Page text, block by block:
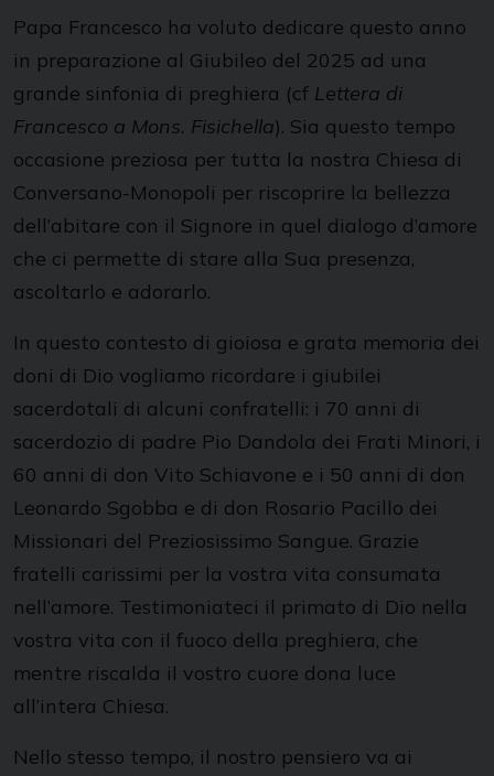
Papa Francesco ha voluto dedicare questo anno
in preparazione al Giubileo del 2025 ad una
grande sinfonia di preghiera (cf Lettera di
Francesco a Mons. Fisichella). Sia questo tempo
occasione preziosa per tutta la nostra Chiesa di
Conversano-Monopoli per riscoprire la bellezza
dell’abitare con il Signore in quel dialogo d’amore
che ci permette di stare alla Sua presenza,
ascoltarlo e adorarlo.
In questo contesto di gioiosa e grata memoria dei
doni di Dio vogliamo ricordare i giubilei
sacerdotali di alcuni confratelli: i 70 anni di
sacerdozio di padre Pio Dandola dei Frati Minori, i
60 anni di don Vito Schiavone e i 50 anni di don
Leonardo Sgobba e di don Rosario Pacillo dei
Missionari del Preziosissimo Sangue. Grazie
fratelli carissimi per la vostra vita consumata
nell’amore. Testimoniateci il primato di Dio nella
vostra vita con il fuoco della preghiera, che
mentre riscalda il vostro cuore dona luce
all’intera Chiesa.
Nello stesso tempo, il nostro pensiero va ai